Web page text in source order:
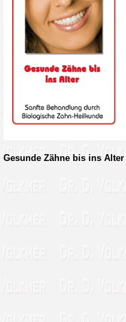
Gesunde Zähne bis ins Alter